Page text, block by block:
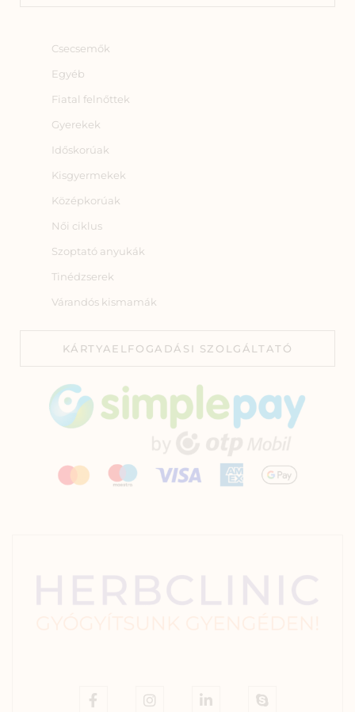
Csecsemők
Egyéb
Fiatal felnőttek
Gyerekek
Időskorúak
Kisgyermekek
Középkorúak
Női ciklus
Szoptató anyukák
Tinédzserek
Várandós kismamák
KÁRTYAELFOGADÁSI SZOLGÁLTATÓ